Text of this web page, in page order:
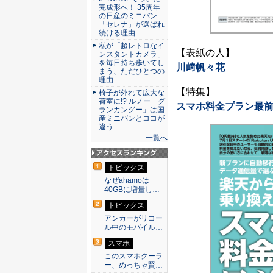
【表紙の人】
川﨑帆々花
【特集】
スマホ料金プラン最
完成形へ！ 35周年
の日産のミニバン
「セレナ」が選ばれ
続ける理由
私が「超レトロなイ
ンスタントカメラ」
を毎日持ち歩いてし
まう、ただひとつの
理由
椅子が外れて広大な
荷室に!? ルノー「グ
ランカングー」は国
産ミニバンとココが
違う
一覧へ
アクセスランキン
グ
トピックス
なぜahamoは
40GBに増量し…
トピックス
アンカーがリコー
ル中のモバイル…
スマホ
このスマホクーラ
ー、めっちゃ賢…